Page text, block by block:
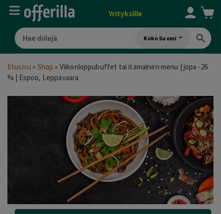
Yrityksille
Koko Suomi
Etusivu » Shop » Viikonloppubuffet tai itämainen menu | jopa -26
% | Espoo, Leppävaara